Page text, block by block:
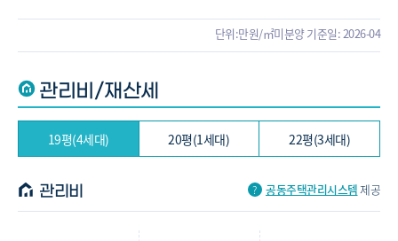
단위:만원/㎡미분양 기준일: 2026-04
관리비/재산세
19평(4세대) 20평(1세대) 22평(3세대)
관리비 공동주택관리시스템제공